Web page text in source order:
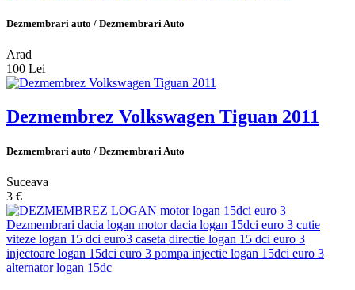
Dezmembrari auto / Dezmembrari Auto
Arad
100 Lei
Dezmembrez Volkswagen Tiguan 2011
Dezmembrari auto / Dezmembrari Auto
Suceava
3 €